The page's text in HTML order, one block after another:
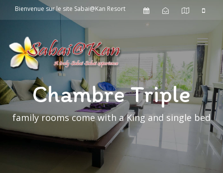
Bienvenue sur le site Sabai@Kan Resort
Chambre Triple
family rooms come with a King and single bed